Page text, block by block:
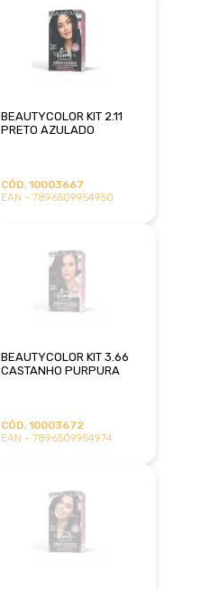
BEAUTYCOLOR KIT 2.11
PRETO AZULADO
CÓD. 10003667
EAN - 7896509954950
BEAUTYCOLOR KIT 3.66
CASTANHO PURPURA
CÓD. 10003672
EAN - 7896509954974